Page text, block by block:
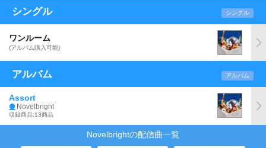
シングル シングル
ワンルーム
(アルバム購入可能)
アルバム アルバム
Assort
Novelbright
収録商品:13商品
Novelbrightの配信曲一覧